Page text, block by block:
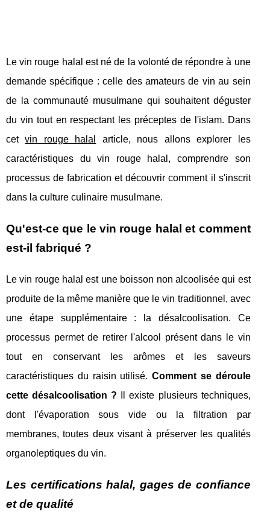
Le vin rouge halal est né de la volonté de répondre à une
demande spécifique : celle des amateurs de vin au sein
de la communauté musulmane qui souhaitent déguster
du vin tout en respectant les préceptes de l'islam. Dans
cetvin rouge halal
article, nous allons explorer les
caractéristiques du vin rouge halal, comprendre son
processus de fabrication et découvrir comment il s'inscrit
dans la culture culinaire musulmane.
Qu'est-ce que le vin rouge halal et comment
est-il fabriqué ?
Le vin rouge halal est une boisson non alcoolisée qui est
produite de la même manière que le vin traditionnel, avec
une étape supplémentaire : la désalcoolisation. Ce
processus permet de retirer l'alcool présent dans le vin
tout en conservant les arômes et les saveurs
caractéristiques du raisin utilisé.Comment se déroule
cette désalcoolisation ? Il existe plusieurs techniques,
dont l'évaporation sous vide ou la filtration par
membranes, toutes deux visant à préserver les qualités
organoleptiques du vin.
Les certifications halal, gages de confiance
et de qualité